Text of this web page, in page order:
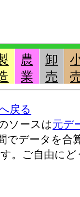
農
業
卸
売
戻る
ソースは元デ
でデータを合
。ご自由にど